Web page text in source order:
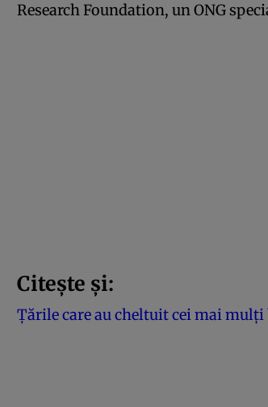
Research Foundation, un ONG
Citește și:
Ţările care au cheltuit cei mai